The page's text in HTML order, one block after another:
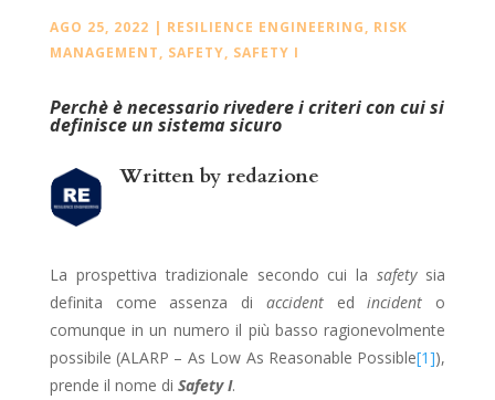
AGO 25, 2022 | RESILIENCE ENGINEERING, RISK
MANAGEMENT, SAFETY, SAFETY I
Perchè è necessario rivedere i criteri con cui si
definisce un sistema sicuro
Written by redazione
La prospettiva tradizionale secondo cui lasafetysia
definita come assenza di accidentedincident o
comunque in un numero il più basso ragionevolmente
possibile (ALARP – As Low As Reasonable Possible[1]),
prende il nome di Safety I.